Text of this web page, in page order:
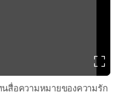
สื่อความหมายของความรัก